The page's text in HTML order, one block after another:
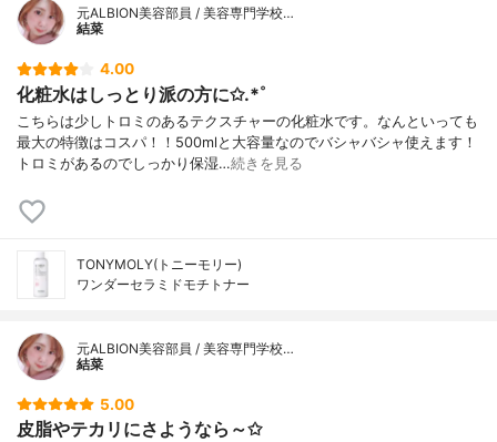
元ALBION美容部員 / 美容専門学校…
結菜
4.00
化粧水はしっとり派の方に✩.*˚
こちらは少しトロミのあるテクスチャーの化粧水です。なんといっても
最大の特徴はコスパ！！500mlと大容量なのでバシャバシャ使えます！
トロミがあるのでしっかり保湿…続きを見る
TONYMOLY(トニーモリー)
ワンダーセラミドモチトナー
元ALBION美容部員 / 美容専門学校…
結菜
5.00
皮脂やテカリにさようなら～✩